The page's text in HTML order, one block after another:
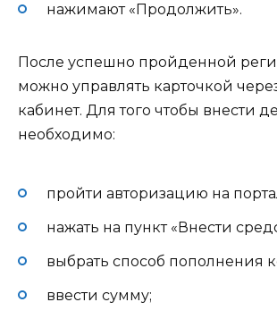
нажимают «Продолжить».
После успешно пройденной
можно управлять карточкой
кабинет. Для того чтобы внести
необходимо:
пройти авторизацию на
нажать на пункт «Внести
выбрать способ пополнения
ввести сумму;